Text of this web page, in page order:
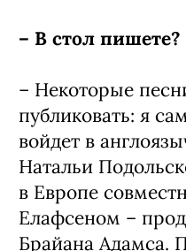
– В стол пишете?
– Некоторые
публиковать: я
войдет в
Натальи
в Европе
Елафсеном –
Брайана Адамса.